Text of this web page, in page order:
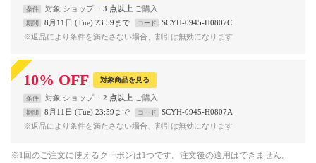
条件 対象 ショップ 3 点以上
期間 8月11日 (Tue) 23:59まで コード
SCYH-0945-H0807C
※返品により条件を満たさない場合、割引は無効になります
10% OFF 対象商品を見る
条件 対象 ショップ 2 点以上
期間 8月11日 (Tue) 23:59まで コード
SCYH-0945-H0807A
※返品により条件を満たさない場合、割引は無効になります
※1回のご注文に使えるクーポンは1つです。注文後の適用はできません。